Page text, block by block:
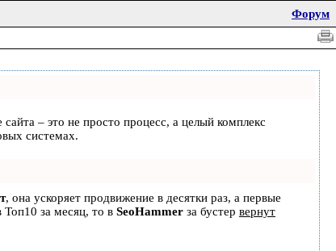
Форум
– это не просто процесс, а целый комплекс
системах.
, она ускоряет продвижение в десятки раз, а первые
Топ10 за месяц, то в SeoHammer за бустер вернут